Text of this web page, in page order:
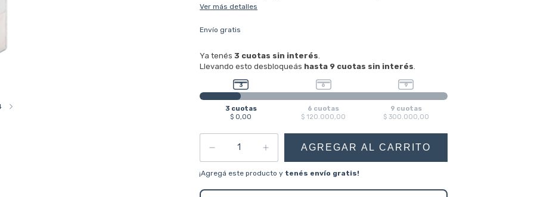
Ver más detalles
Envío gratis
¡Agregá este producto y tenés envío gratis!